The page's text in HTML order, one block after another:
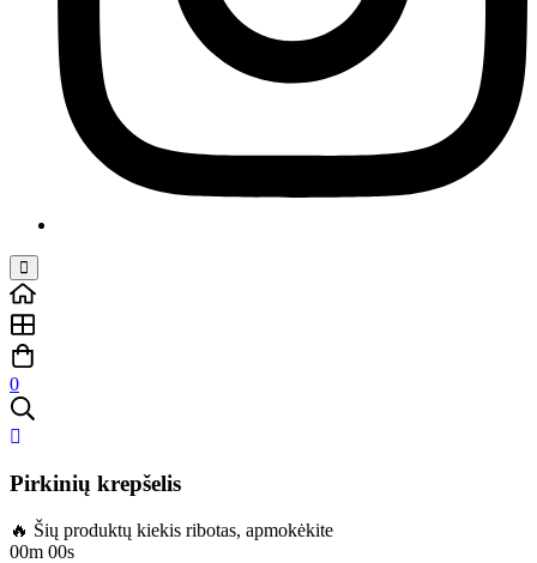
0
Pirkinių krepšelis
🔥 Šių produktų kiekis ribotas, apmokėkite
00m 00s